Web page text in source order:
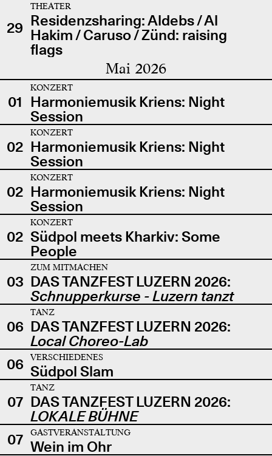
29
THEATER
Residenzsharing: Aldebs / Al
Hakim / Caruso / Zünd: raising
flags
Mai 2026
01
KONZERT
Harmoniemusik Kriens: Night
Session
02
KONZERT
Harmoniemusik Kriens: Night
Session
02
KONZERT
Harmoniemusik Kriens: Night
Session
02
KONZERT
Südpol meets Kharkiv: Some
People
03
ZUM MITMACHEN
DAS TANZFEST LUZERN 2026:
Schnupperkurse - Luzern tanzt
06
TANZ
DAS TANZFEST LUZERN 2026:
Local Choreo-Lab
06
VERSCHIEDENES
Südpol Slam
07
TANZ
DAS TANZFEST LUZERN 2026:
LOKALE BÜHNE
07
GASTVERANSTALTUNG
Wein im Ohr